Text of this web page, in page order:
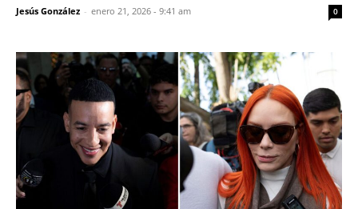
Jesús González - enero 21, 2026 - 9:41 am 0